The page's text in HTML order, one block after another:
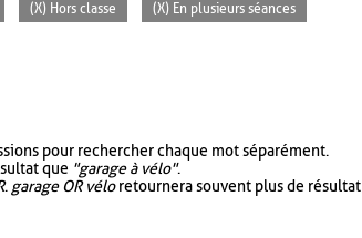
(X) Hors classe (X) En plusieurs séances
pour rechercher chaque mot séparément.
que "garage à vélo".
. garage OR véloretournera souvent plus de résultat